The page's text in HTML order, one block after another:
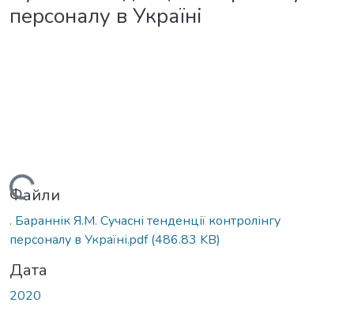
персоналу в Україні
Вантажиться...
Файли
. Бараннік Я.М. Сучасні тенденції контролінгу
персоналу в Україні.pdf(486.83 KB)
Дата
2020